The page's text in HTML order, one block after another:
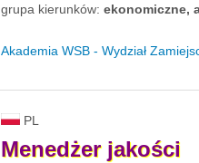
grupa kierunków: ekonomiczne,
Akademia WSB - Wydział
PL
Menedżer jakości